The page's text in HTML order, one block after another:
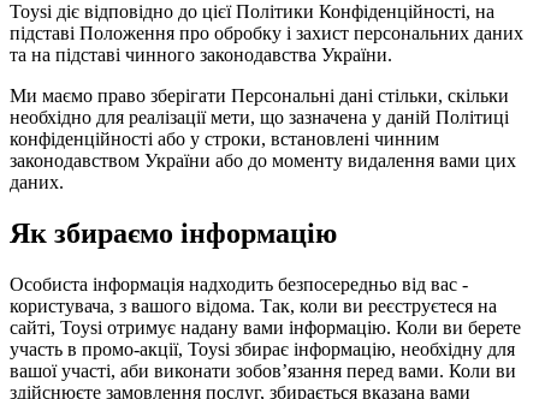
Toysi діє відповідно до цієї Політики Конфіденційності, на
підставі Положення про обробку і захист персональних даних
та на підставі чинного законодавства України.
Ми маємо право зберігати Персональні дані стільки, скільки
необхідно для реалізації мети, що зазначена у даній Політиці
конфіденційності або у строки, встановлені чинним
законодавством України або до моменту видалення вами цих
даних.
Як збираємо інформацію
Особиста інформація надходить безпосередньо від вас -
користувача, з вашого відома. Так, коли ви реєструєтеся на
сайті, Toysi отримує надану вами інформацію. Коли ви берете
участь в промо-акції, Toysi збирає інформацію, необхідну для
вашої участі, аби виконати зобов’язання перед вами. Коли ви
здійснюєте замовлення послуг, збирається вказана вами